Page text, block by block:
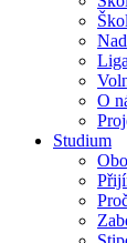
O
Studium